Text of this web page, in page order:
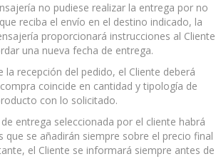
no pudiese realizar la entrega por no
reciba el envío en el destino indicado, la
proporcionará instrucciones al Cliente
una nueva fecha de entrega.
la recepción del pedido, el Cliente deberá
coincide en cantidad y tipología de
con lo solicitado.
entrega seleccionada por el cliente habrá
que se añadirán siempre sobre el precio final
el Cliente se informará siempre antes de